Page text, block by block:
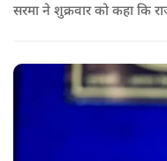
सरमा ने शुक्रवार को कहा कि